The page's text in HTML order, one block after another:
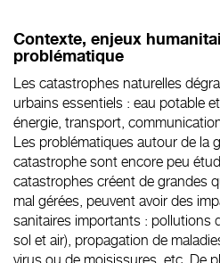
Contexte, enjeux
problématique
Les catastrophes naturelles
urbains essentiels : eau potable
énergie, transport,
Les problématiques autour de la
catastrophe sont encore peu
catastrophes créent de grandes
mal gérées, peuvent avoir des
sanitaires importants : pollutions
sol et air), propagation de